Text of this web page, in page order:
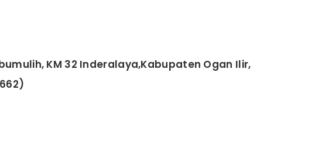
KM 32 Inderalaya,Kabupaten Ogan Ilir,